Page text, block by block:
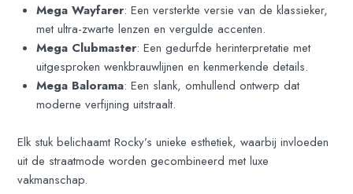
Mega Wayfarer: Een versterkte versie van de klassieker,
met ultra-zwarte lenzen en vergulde accenten.
Mega Clubmaster: Een gedurfde herinterpretatie met
uitgesproken wenkbrauwlijnen en kenmerkende details.
Mega Balorama: Een slank, omhullend ontwerp dat
moderne verfijning uitstraalt.
Elk stuk belichaamt Rocky’s unieke esthetiek, waarbij invloeden
uit de straatmode worden gecombineerd met luxe
vakmanschap.